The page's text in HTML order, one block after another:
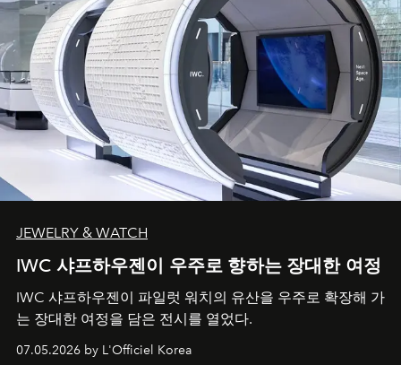
JEWELRY & WATCH
IWC 샤프하우젠이 우주로 향하는 장대한 여정
IWC 샤프하우젠이 파일럿 워치의 유산을 우주로 확장해 가
는 장대한 여정을 담은 전시를 열었다.
07.05.2026 by L'Officiel Korea